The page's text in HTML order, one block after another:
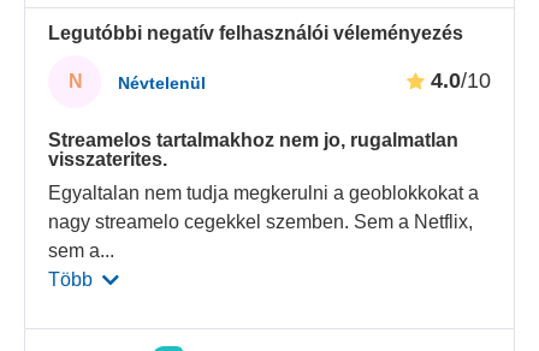
Legutóbbi negatív felhasználói véleményezés
N Névtelenül 4.0/10
Streamelos tartalmakhoz nem jo, rugalmatlan
visszaterites.
Egyaltalan nem tudja megkerulni a geoblokkokat a
nagy streamelo cegekkel szemben. Sem a Netflix,
sem a...
Több